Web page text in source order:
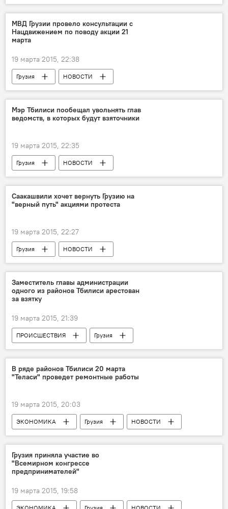
МВД Грузии провело консультации с
Нацдвижением по поводу акции 21
марта
19 марта 2015, 22:38
Грузия НОВОСТИ
Мэр Тбилиси пообещал увольнять глав
ведомств, в которых будут взяточники
19 марта 2015, 22:35
Грузия НОВОСТИ
Саакашвили хочет вернуть Грузию на
"верный путь" акциями протеста
19 марта 2015, 22:27
Грузия НОВОСТИ
Заместитель главы администрации
одного из районов Тбилиси арестован
за взятку
19 марта 2015, 21:39
ПРОИСШЕСТВИЯ
Грузия
НОВОСТИ
В ряде районов Тбилиси 20 марта
"Теласи" проведет ремонтные работы
19 марта 2015, 20:03
ЭКОНОМИКА Грузия НОВОСТИ
Грузия приняла участие во
"Всемирном конгрессе
предпринимателей"
19 марта 2015, 19:58